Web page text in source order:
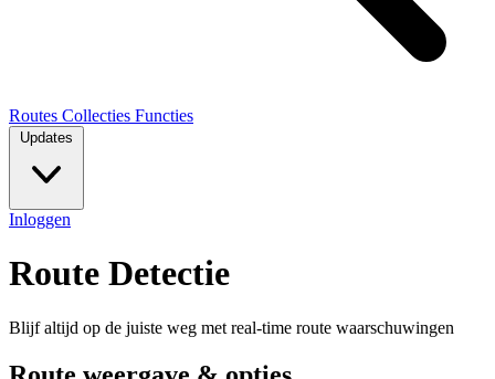
Routes Collecties Functies
Updates
Inloggen
Route Detectie
Blijf altijd op de juiste weg met real-time route waarschuwingen